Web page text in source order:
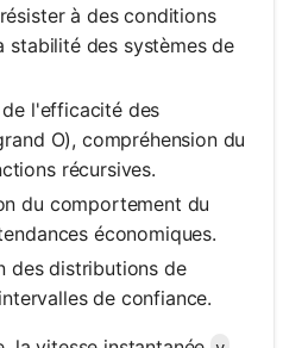
à des conditions
stabilité des systèmes de
de l'efficacité des
O), compréhension du
récursives.
du comportement du
économiques.
des distributions de
de confiance.